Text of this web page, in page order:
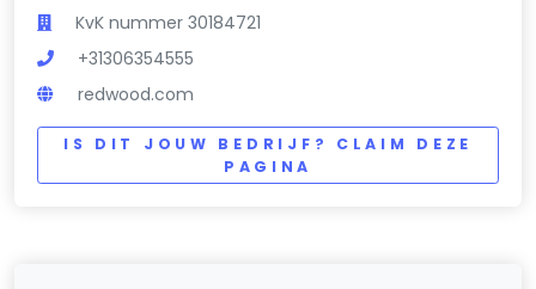
KvK nummer 30184721
+31306354555
redwood.com
IS DIT JOUW BEDRIJF? CLAIM DEZE
PAGINA